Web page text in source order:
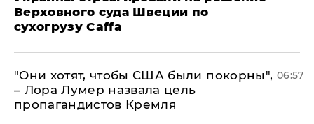
Верховного суда Швеции по
сухогрузу Caffa
"Они хотят, чтобы США были покорны",
– Лора Лумер назвала цель
пропагандистов Кремля
06:57